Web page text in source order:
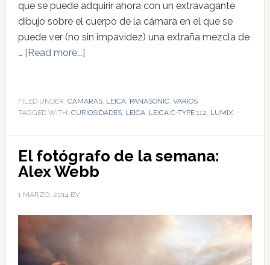
que se puede adquirir ahora con un extravagante
dibujo sobre el cuerpo de la cámara en el que se
puede ver (no sin impavidez) una extraña mezcla de
… [Read more...]
FILED UNDER: CÁMARAS, LEICA, PANASONIC, VARIOS
TAGGED WITH: CURIOSIDADES, LEICA, LEICA C-TYPE 112 LUMIX
El fotógrafo de la semana:
Alex Webb
1 MARZO, 2014 BY